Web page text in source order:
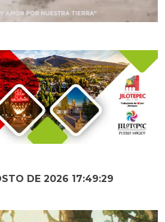
DE 2026 17:49:31